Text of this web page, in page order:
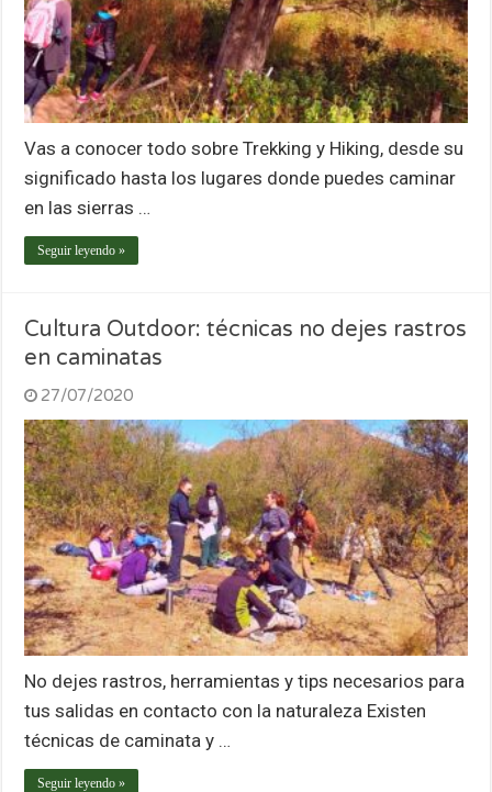
Vas a conocer todo sobre Trekking y Hiking, desde su
significado hasta los lugares donde puedes caminar
en las sierras …
Seguir leyendo »
Cultura Outdoor: técnicas no dejes rastros
en caminatas
27/07/2020
No dejes rastros, herramientas y tips necesarios para
tus salidas en contacto con la naturaleza Existen
técnicas de caminata y …
Seguir leyendo »